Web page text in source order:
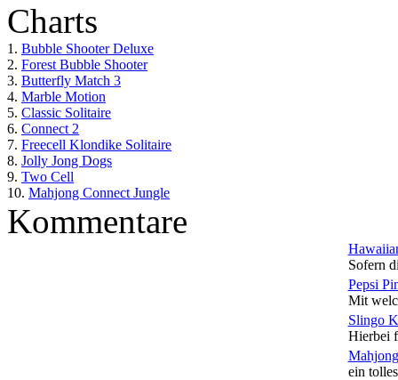
Charts
1. Bubble Shooter Deluxe
2. Forest Bubble Shooter
3. Butterfly Match 3
4. Marble Motion
5. Classic Solitaire
6. Connect 2
7. Freecell Klondike Solitaire
8. Jolly Jong Dogs
9. Two Cell
10. Mahjong Connect Jungle
Kommentare
Sofern
Pepsi
Mit
Slingo
Hierbei
ein